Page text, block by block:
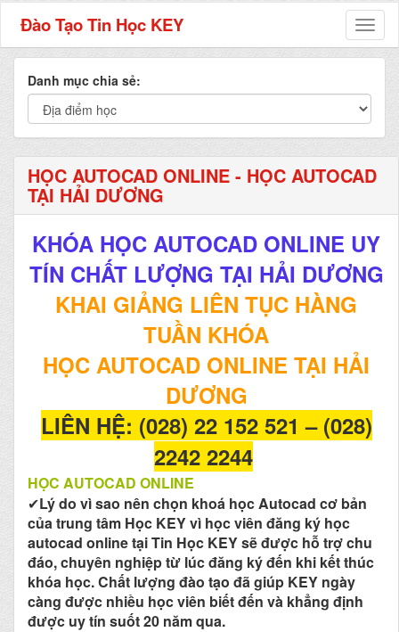
Đào Tạo Tin Học KEY
Danh mục chia sẻ:
HỌC AUTOCAD ONLINE - HỌC AUTOCAD
TẠI HẢI DƯƠNG
KHÓA HỌC AUTOCAD ONLINE UY
TÍN CHẤT LƯỢNG TẠI HẢI DƯƠNG
KHAI GIẢNG LIÊN TỤC HÀNG
TUẦN KHÓA
HỌC AUTOCAD ONLINE TẠI HẢI
DƯƠNG
LIÊN HỆ: (028) 22 152 521 – (028)
2242 2244
HỌC AUTOCAD ONLINE
✔Lý do vì sao nên chọn khoá học Autocad cơ bản
của trung tâm Học KEY vì học viên đăng ký học
autocad online tại Tin Học KEY sẽ được hỗ trợ chu
đáo, chuyên nghiệp từ lúc đăng ký đến khi kết thúc
khóa học. Chất lượng đào tạo đã giúp KEY ngày
càng được nhiều học viên biết đến và khẳng định
được uy tín suốt 20 năm qua.